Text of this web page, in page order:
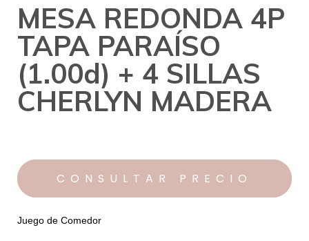
MESA REDONDA 4P
TAPA PARAÍSO
(1.00d) + 4 SILLAS
CHERLYN MADERA
Juego de Comedor